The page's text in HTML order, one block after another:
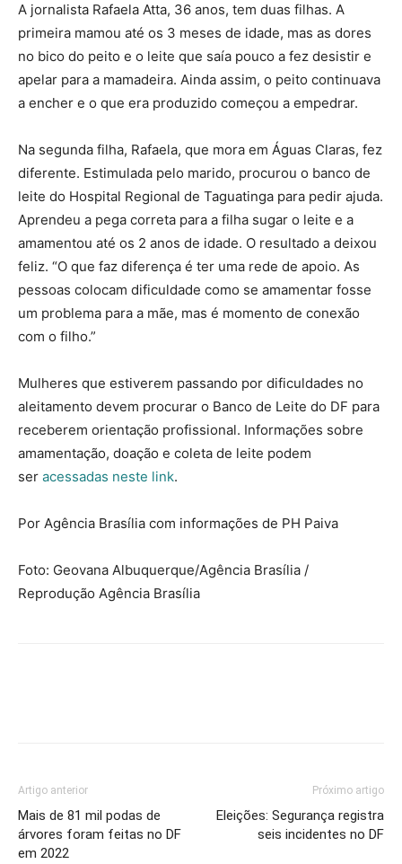
A jornalista Rafaela Atta, 36 anos, tem duas filhas. A
primeira mamou até os 3 meses de idade, mas as dores
no bico do peito e o leite que saía pouco a fez desistir e
apelar para a mamadeira. Ainda assim, o peito continuava
a encher e o que era produzido começou a empedrar.
Na segunda filha, Rafaela, que mora em Águas Claras, fez
diferente. Estimulada pelo marido, procurou o banco de
leite do Hospital Regional de Taguatinga para pedir ajuda.
Aprendeu a pega correta para a filha sugar o leite e a
amamentou até os 2 anos de idade. O resultado a deixou
feliz. “O que faz diferença é ter uma rede de apoio. As
pessoas colocam dificuldade como se amamentar fosse
um problema para a mãe, mas é momento de conexão
com o filho.”
Mulheres que estiverem passando por dificuldades no
aleitamento devem procurar o Banco de Leite do DF para
receberem orientação profissional. Informações sobre
amamentação, doação e coleta de leite podem
ser acessadas neste link.
Por Agência Brasília com informações de PH Paiva
Foto: Geovana Albuquerque/Agência Brasília /
Reprodução Agência Brasília
Artigo anterior
Mais de 81 mil podas de
árvores foram feitas no DF
em 2022
Próximo artigo
Eleições: Segurança registra
seis incidentes no DF